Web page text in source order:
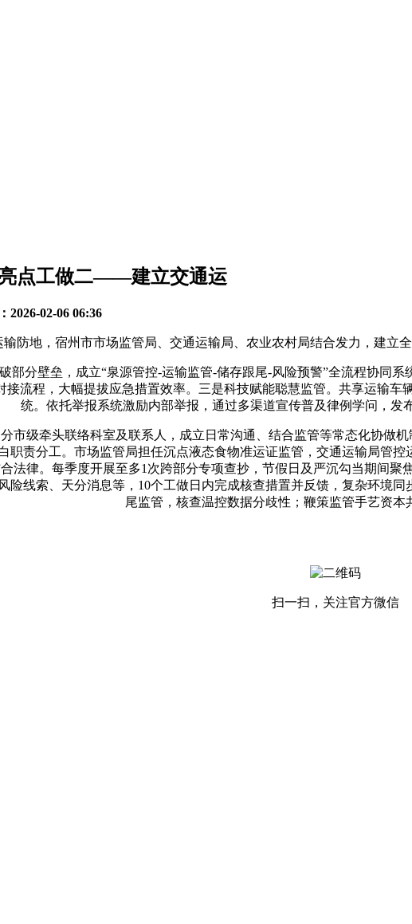
点工做二——建立交通运
2026-02-06 06:36
地，宿州市市场监管局、交通运输局、农业农村局结合发力，建立全
分壁垒，成立“泉源管控-运输监管-储存跟尾-风险预警”全流程协同系
接流程，大幅提拔应急措置效率。三是科技赋能聪慧监管。共享运输
统。依托举报系统激励内部举报，通过多渠道宣传普及律例学问，发
级牵头联络科室及联系人，成立日常沟通、结合监管等常态化协做
职责分工。市场监管局担任沉点液态食物准运证监管，交通运输局管
法律。每季度开展至多1次跨部分专项查抄，节假日及严沉勾当期间
险线索、天分消息等，10个工做日内完成核查措置并反馈，复杂环境
尾监管，核查温控数据分歧性；鞭策监管手艺资本
扫一扫，关注官方微信